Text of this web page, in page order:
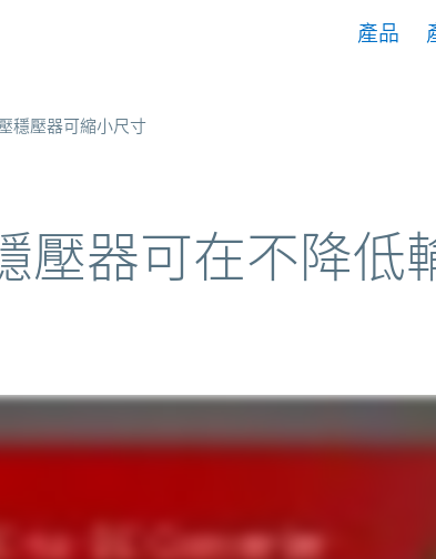
產品
穩壓器可縮小尺寸
壓器可在不降低